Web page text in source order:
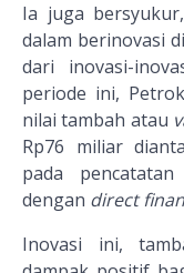
Ia juga
dalam berinovasi
dari inovasi-
periode ini,
nilai tambah atau
Rp76 miliar
pada
dengan direct
Inovasi ini,